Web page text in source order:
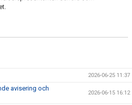
2026-06-25 11:37
avisering och
2026-06-15 16:12